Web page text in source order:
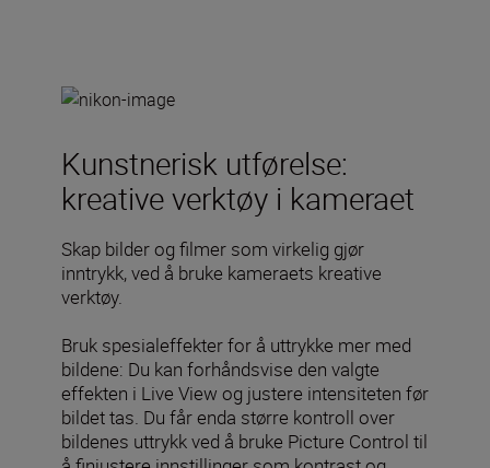
Kunstnerisk utførelse:
kreative verktøy i kameraet
Skap bilder og filmer som virkelig gjør
inntrykk, ved å bruke kameraets kreative
verktøy.
Bruk spesialeffekter for å uttrykke mer med
bildene: Du kan forhåndsvise den valgte
effekten i Live View og justere intensiteten før
bildet tas. Du får enda større kontroll over
bildenes uttrykk ved å bruke Picture Control til